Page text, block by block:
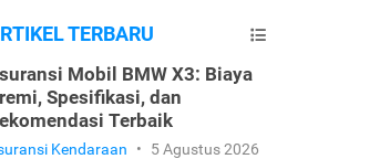
TERBARU
Mobil BMW X3: Biaya
Spesifikasi, dan
Terbaik
Kendaraan • 5 Agustus 2026